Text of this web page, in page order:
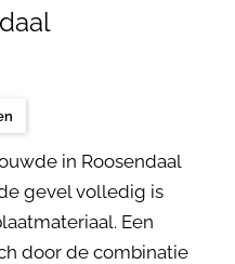
in Roosendaal
gevel volledig is
Een
door de combinatie